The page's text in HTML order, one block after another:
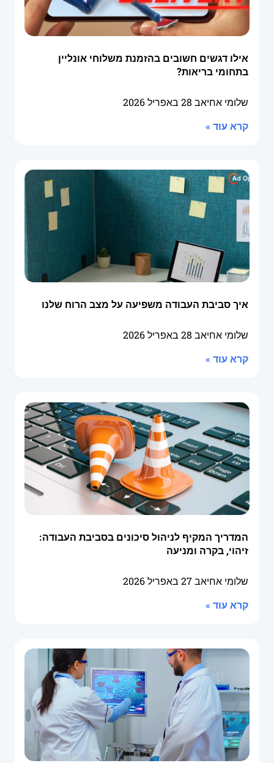
אילו דגשים חשובים בהזמנת משלוחי אונליין
בתחומי בריאות?
שלומי אחיאב 28 באפריל 2026
קרא עוד »
איך סביבת העבודה משפיעה על מצב הרוח שלנו
שלומי אחיאב 28 באפריל 2026
קרא עוד »
המדריך המקיף לניהול סיכונים בסביבת העבודה:
זיהוי, בקרה ומניעה
שלומי אחיאב27 באפריל 2026
קרא עוד »